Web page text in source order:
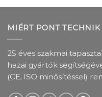
MIÉRT PONT
25 éves szakmai
hazai gyártók
(CE, ISO minősítéssel)